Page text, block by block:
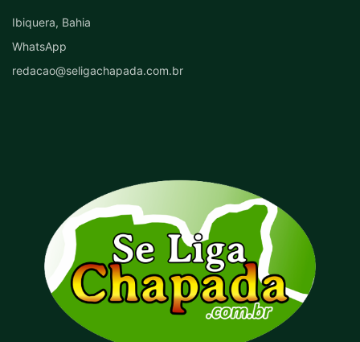
Ibiquera, Bahia
WhatsApp
redacao@seligachapada.com.br